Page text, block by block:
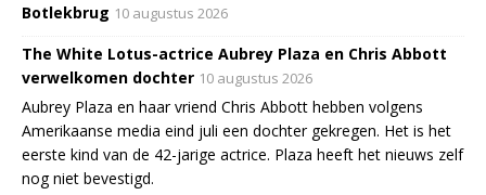
Botlekbrug 10 augustus 2026
The White Lotus-actrice Aubrey Plaza en Chris Abbott
verwelkomen dochter 10 augustus 2026
Aubrey Plaza en haar vriend Chris Abbott hebben volgens
Amerikaanse media eind juli een dochter gekregen. Het is het
eerste kind van de 42-jarige actrice. Plaza heeft het nieuws zelf
nog niet bevestigd.